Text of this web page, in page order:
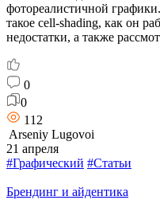
фотореалистичной
такое cell-shading, как он
недостатки, а также
0
0
112
Arseniy Lugovoi
21 апреля
#Графический #Статьи
Брендинг и айдентика